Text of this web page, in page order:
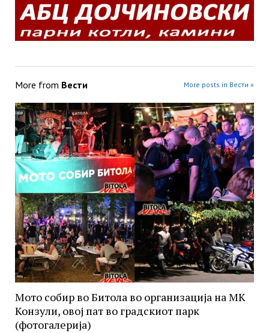
More from Вести More posts in Вести »
Мото собир во Битола во организација на МК
Конзули, овој пат во градскиот парк
(фотогалерија)